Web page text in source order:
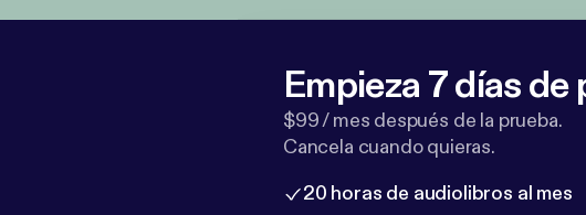
Empieza 7 días de
$99 / mes después de la prueba.
Cancela cuando quieras.
20 horas de audiolibros al mes